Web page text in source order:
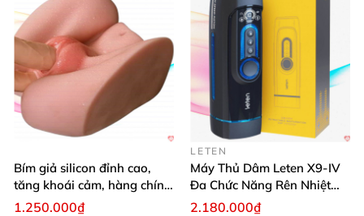
Bím giả silicon đỉnh cao,
tăng khoái cảm, hàng chính
hãng SHP1391
1.250.000₫
LETEN
Máy Thủ Dâm Leten X9-IV
Đa Chức Năng Rên Nhiệt
Bật Đỉnh
2.180.000₫